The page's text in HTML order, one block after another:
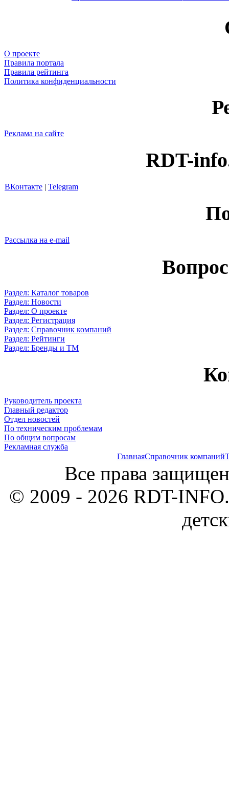
О проекте
Правила портала
Правила рейтинга
Политика конфиденциальности
Реклама на сайте
RDT-
ВКонтакте | Telegram
Рассылка на e-mail
Раздел: Каталог товаров
Раздел: Новости
Раздел: О проекте
Раздел: Регистрация
Раздел: Справочник компаний
Раздел: Рейтинги
Раздел: Бренды и ТМ
Руководитель проекта
Главный редактор
Отдел новостей
По техническим проблемам
По общим вопросам
Рекламная служба
ГлавнаяСправочник компаний
Все права
© 2009 - 2026 RDT-